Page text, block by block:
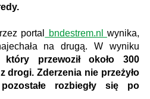
portal bndestrem.nlwynika,
na drugą. W wyniku
który przewoził około 300
drogi. Zderzenia nie przeżyło
rozbiegły się po